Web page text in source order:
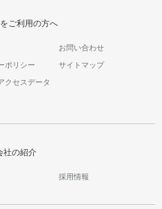
ご利用の方へ
お問い合わせ
ポリシー サイトマップ
クセスデータ
社の紹介
採用情報